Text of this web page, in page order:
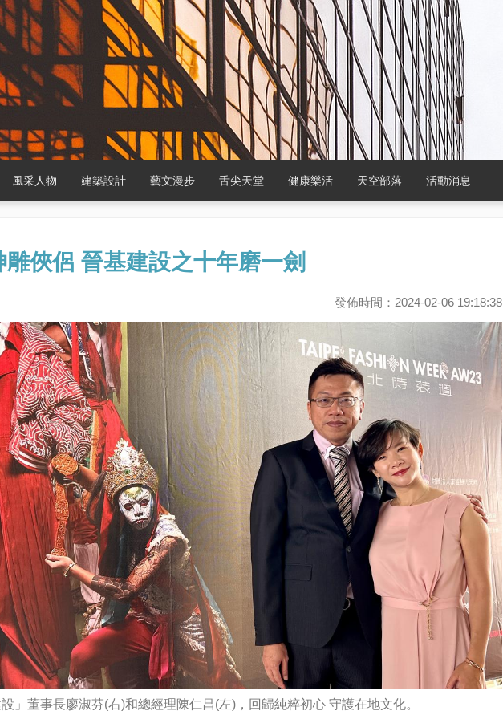
風采人物 建築設計 藝文漫步 舌尖天堂 健康樂活 天空部落 活動消息
俠侶 晉基建設之十年磨一劍
發佈時間：2024-02-06 19:18:38
設」董事長廖淑芬(右)和總經理陳仁昌(左)，回歸純粹初心 守護在地文化。